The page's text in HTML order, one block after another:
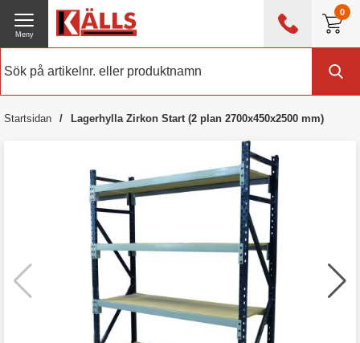
0
0476 - 214 80
Meny
Startsidan Lagerhylla Zirkon Start (2 plan 2700x450x2500 mm)